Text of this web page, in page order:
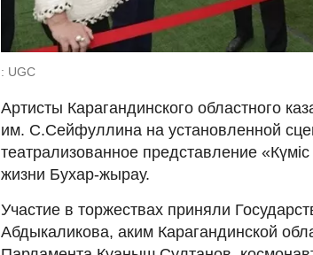
: UGC
Артисты Карагандинского областного
им. С.Сейфуллина на установленной
театрализованное представление
жизни Бухар-жырау.
Участие в торжествах приняли
Абдыкаликова, аким Карагандинской